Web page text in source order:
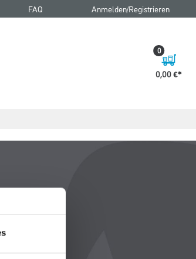
FAQ Anmelden/Registrieren
0,00 €
0